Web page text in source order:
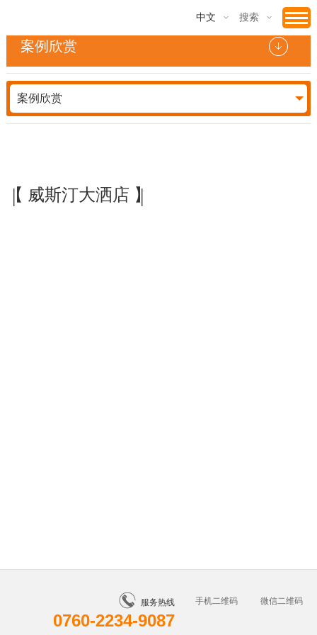
中文 搜索
案例欣赏
案例欣赏
|【 威斯汀大洒店 】|
手机二维码 微信二维码
服务热线
0760-2234-9087